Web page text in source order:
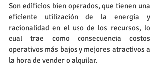
Son edificios bien operados, que tienen una
eficiente utilización de la energía y
racionalidad en el uso de los recursos, lo
cual trae como consecuencia costos
operativos más bajos y mejores atractivos a
la hora de vender o alquilar.